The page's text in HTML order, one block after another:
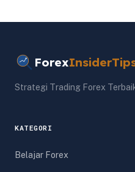
Forex
Strategi Trading Forex
KATEGORI
Belajar Forex